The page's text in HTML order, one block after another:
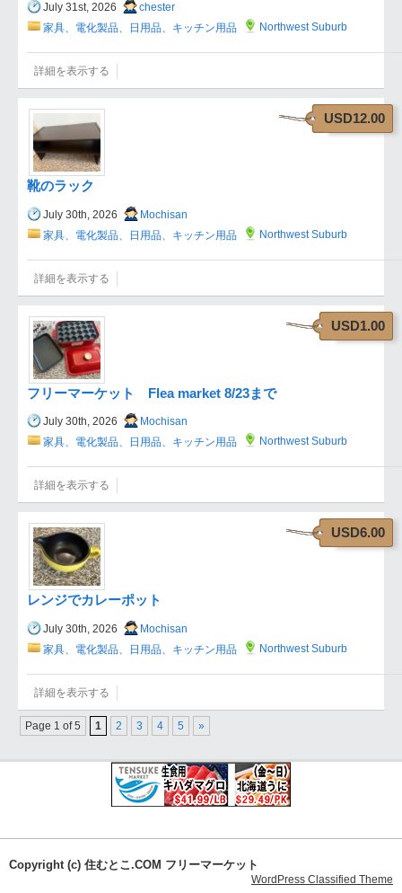
July 31st, 2026
chester
家具、電化製品、日用品、キッチン用品
Northwest Suburb
詳細を表示する
USD12.00
靴のラック
July 30th, 2026
Mochisan
家具、電化製品、日用品、キッチン用品
Northwest Suburb
詳細を表示する
USD1.00
フリーマーケット Flea market 8/23まで
July 30th, 2026
Mochisan
家具、電化製品、日用品、キッチン用品
Northwest Suburb
詳細を表示する
USD6.00
レンジでカレーポット
July 30th, 2026
Mochisan
家具、電化製品、日用品、キッチン用品
Northwest Suburb
詳細を表示する
Page 1 of 5 1 2 3 4 5 »
Copyright (c) 住むとこ.COM フリーマーケット
WordPress Classified Theme